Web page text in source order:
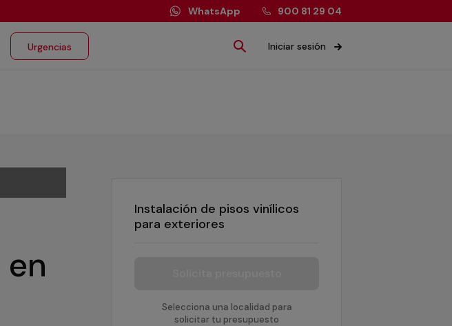
WhatsApp 900 81 29 04
Urgencias Iniciar sesión
Instalación de pisos vinílicos
para exteriores
Selecciona una localidad para
solicitar tu presupuesto
en